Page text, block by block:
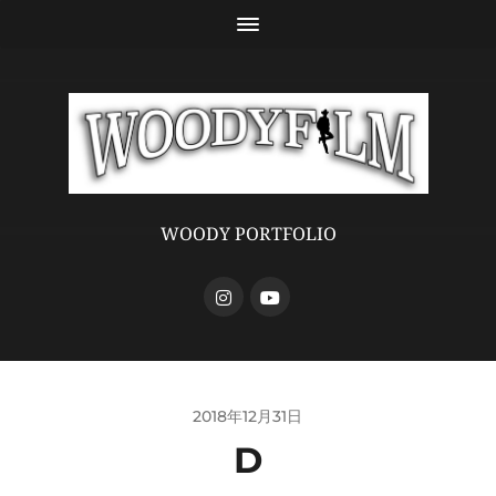
WOODY PORTFOLIO
2018年12月31日
D